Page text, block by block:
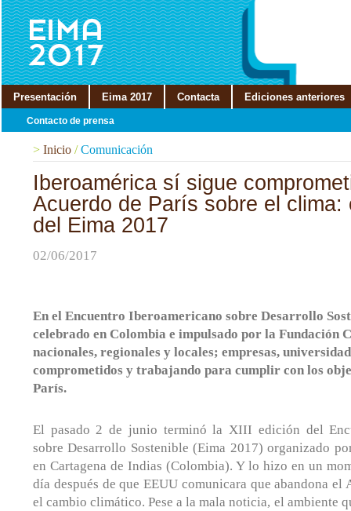
Presentación Eima 2017 Contacta Ediciones anteriores
Contacto de prensa
> Inicio / Comunicación
Iberoamérica sí sigue
Acuerdo de París sobre el clima:
del Eima 2017
02/06/2017
En el Encuentro Iberoamericano sobre Desarrollo
celebrado en Colombia e impulsado por la Fundación
nacionales, regionales y locales; empresas,
comprometidos y trabajando para cumplir con los
París.
El pasado 2 de junio terminó la XIII edición del
sobre Desarrollo Sostenible (Eima 2017) organizado
en Cartagena de Indias (Colombia). Y lo hizo en un
día después de que EEUU comunicara que abandona el
el cambio climático. Pese a la mala noticia, el ambiente